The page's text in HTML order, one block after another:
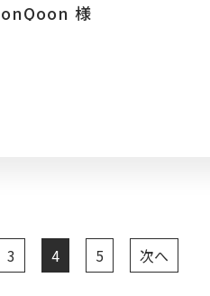
様
3 4 5 次へ